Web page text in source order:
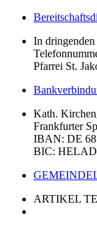
In
Pfarrei St.
Kath.
Frankfurter
IBAN: DE
BIC:
ARTIKEL